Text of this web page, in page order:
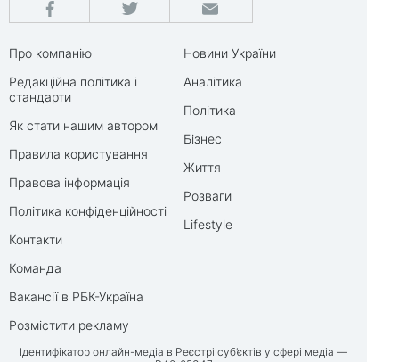
Про компанію
Редакційна політика і
стандарти
Як стати нашим автором
Правила користування
Правова інформація
Політика конфіденційності
Контакти
Команда
Вакансії в РБК-Україна
Розмістити рекламу
Новини України
Аналітика
Політика
Бізнес
Життя
Розваги
Lifestyle
Ідентифікатор онлайн-медіа в Реєстрі суб’єктів у сфері медіа —